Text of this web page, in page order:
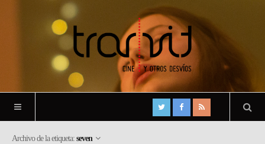
Archivo de la etiqueta: seven